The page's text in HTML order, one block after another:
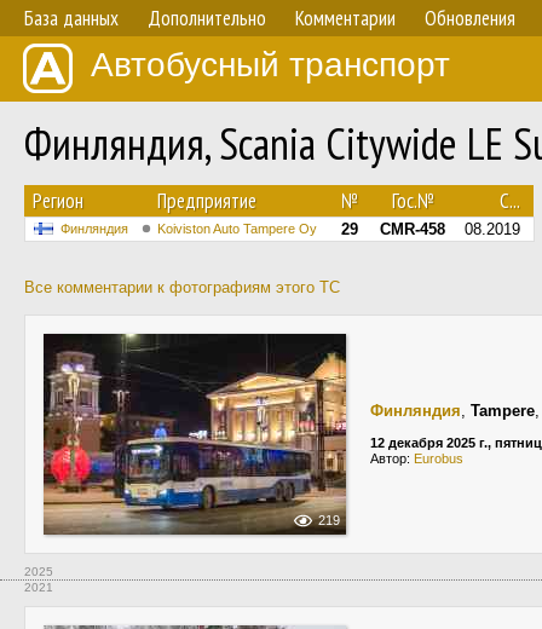
База данных Дополнительно Комментарии Обновления
Автобусный транспорт
Финляндия, Scania Citywide LE
Регион Предприятие № Гос.№ С...
Финляндия Koiviston Auto Tampere Oy 29 CMR-458 08.2019
Все комментарии к фотографиям этого ТС
219
Финляндия, Tampere
12 декабря 2025 г.,
Автор: Eurobus
2025
2021